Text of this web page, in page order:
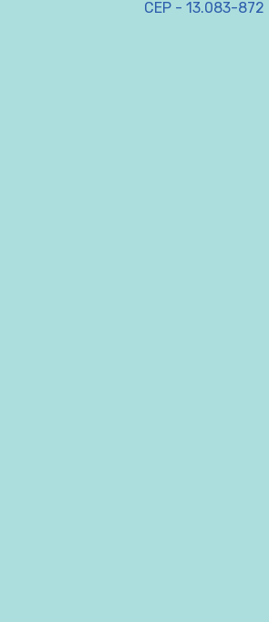
CEP - 13.083-872